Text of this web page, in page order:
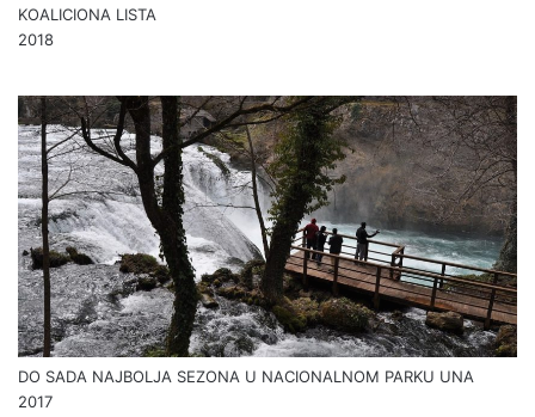
KOALICIONA LISTA
2018
DO SADA NAJBOLJA SEZONA U NACIONALNOM PARKU UNA
2017